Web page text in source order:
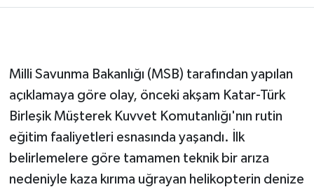
Milli Savunma Bakanlığı (MSB) tarafından yapılan
açıklamaya göre olay, önceki akşam Katar-Türk
Birleşik Müşterek Kuvvet Komutanlığı'nın rutin
eğitim faaliyetleri esnasında yaşandı. İlk
belirlemelere göre tamamen teknik bir arıza
nedeniyle kaza kırıma uğrayan helikopterin denize